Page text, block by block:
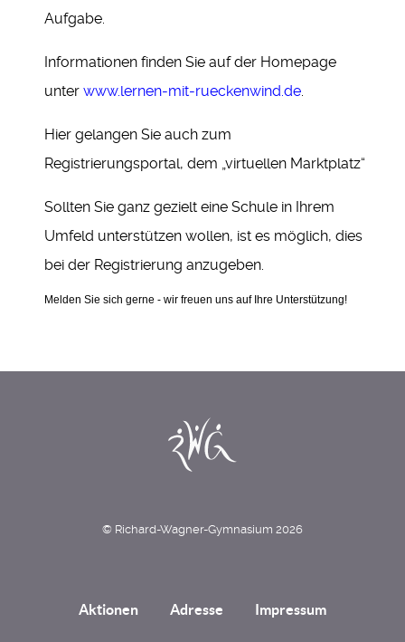
Aufgabe.
Informationen finden Sie auf der Homepage
unter www.lernen-mit-rueckenwind.de.
Hier gelangen Sie auch zum
Registrierungsportal, dem „virtuellen Marktplatz“
Sollten Sie ganz gezielt eine Schule in Ihrem
Umfeld unterstützen wollen, ist es möglich, dies
bei der Registrierung anzugeben.
Melden Sie sich gerne - wir freuen uns auf Ihre Unterstützung!
© Richard-Wagner-Gymnasium 2026
Aktionen Adresse Impressum